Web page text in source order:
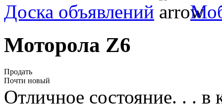
Доска объявлений
Моторола Z6
Продать
Почти новый
Отличное состояние. . . в